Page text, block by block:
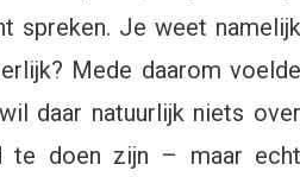
spreken. Je weet namelijk
Mede daarom voelde
daar natuurlijk niets over
te doen zijn – maar echt